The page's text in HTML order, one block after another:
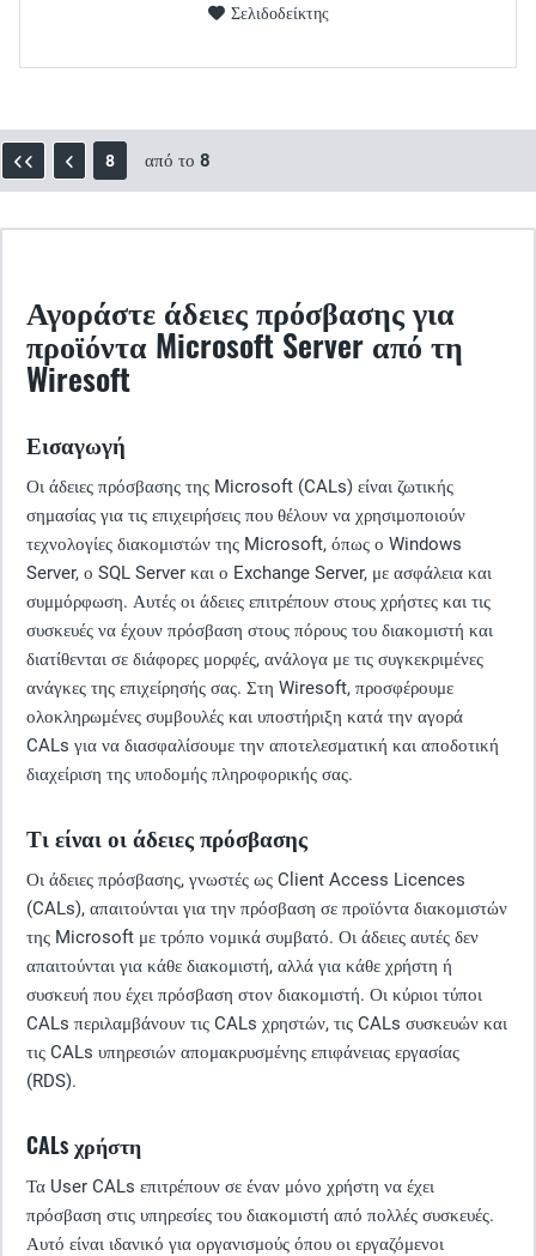
Σελιδοδείκτης
8 από το 8
Αγοράστε άδειες πρόσβασης για
προϊόντα Microsoft Server από τη
Wiresoft
Εισαγωγή
Οι άδειες πρόσβασης της Microsoft (CALs) είναι ζωτικής
σημασίας για τις επιχειρήσεις που θέλουν να χρησιμοποιούν
τεχνολογίες διακομιστών της Microsoft, όπως ο Windows
Server, ο SQL Server και ο Exchange Server, με ασφάλεια και
συμμόρφωση. Αυτές οι άδειες επιτρέπουν στους χρήστες και τις
συσκευές να έχουν πρόσβαση στους πόρους του διακομιστή και
διατίθενται σε διάφορες μορφές, ανάλογα με τις συγκεκριμένες
ανάγκες της επιχείρησής σας. Στη Wiresoft, προσφέρουμε
ολοκληρωμένες συμβουλές και υποστήριξη κατά την αγορά
CALs για να διασφαλίσουμε την αποτελεσματική και αποδοτική
διαχείριση της υποδομής πληροφορικής σας.
Τι είναι οι άδειες πρόσβασης
Οι άδειες πρόσβασης, γνωστές ως Client Access Licences
(CALs), απαιτούνται για την πρόσβαση σε προϊόντα διακομιστών
της Microsoft με τρόπο νομικά συμβατό. Οι άδειες αυτές δεν
απαιτούνται για κάθε διακομιστή, αλλά για κάθε χρήστη ή
συσκευή που έχει πρόσβαση στον διακομιστή. Οι κύριοι τύποι
CALs περιλαμβάνουν τις CALs χρηστών, τις CALs συσκευών και
τις CALs υπηρεσιών απομακρυσμένης επιφάνειας εργασίας
(RDS).
CALs χρήστη
Τα User CALs επιτρέπουν σε έναν μόνο χρήστη να έχει
πρόσβαση στις υπηρεσίες του διακομιστή από πολλές συσκευές.
Αυτό είναι ιδανικό για οργανισμούς όπου οι εργαζόμενοι